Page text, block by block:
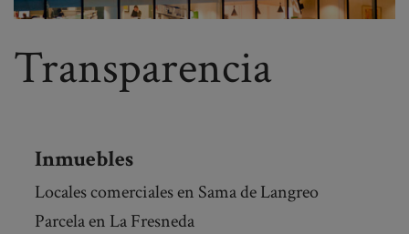
Transparencia
Inmuebles
Locales comerciales en Sama de Langreo
Parcela en La Fresneda